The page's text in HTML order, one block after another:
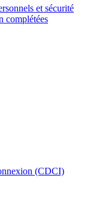
et sécurité
complétées
(CDCI)